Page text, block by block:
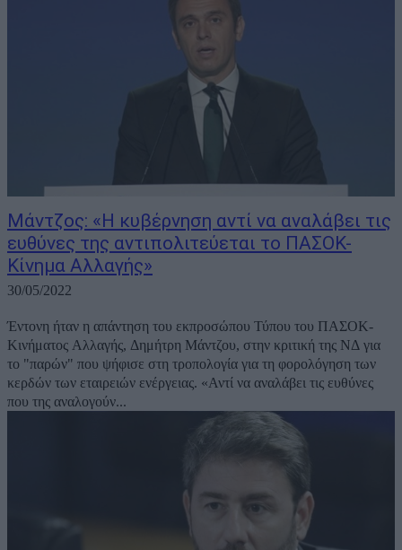
Μάντζος: «Η κυβέρνηση αντί να αναλάβει τις
ευθύνες της αντιπολιτεύεται το ΠΑΣΟΚ-
Κίνημα Αλλαγής»
30/05/2022
Έντονη ήταν η απάντηση του εκπροσώπου Τύπου του ΠΑΣΟΚ-
Κινήματος Αλλαγής, Δημήτρη Μάντζου, στην κριτική της ΝΔ για
το "παρών" που ψήφισε στη τροπολογία για τη φορολόγηση των
κερδών των εταιρειών ενέργειας. «Αντί να αναλάβει τις ευθύνες
που της αναλογούν...